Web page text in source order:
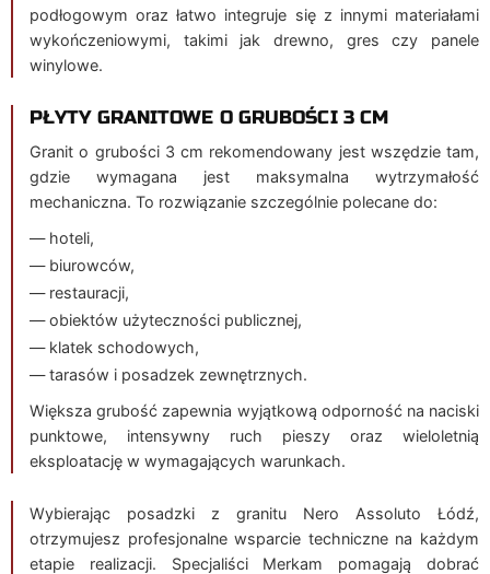
podłogowym oraz łatwo integruje się z innymi materiałami
wykończeniowymi, takimi jak drewno, gres czy panele
winylowe.
PŁYTY GRANITOWE O GRUBOŚCI 3 CM
Granit o grubości 3 cm rekomendowany jest wszędzie tam,
gdzie wymagana jest maksymalna wytrzymałość
mechaniczna. To rozwiązanie szczególnie polecane do:
— hoteli,
— biurowców,
— restauracji,
— obiektów użyteczności publicznej,
— klatek schodowych,
— tarasów i posadzek zewnętrznych.
Większa grubość zapewnia wyjątkową odporność na naciski
punktowe, intensywny ruch pieszy oraz wieloletnią
eksploatację w wymagających warunkach.
Wybierając posadzki z granitu Nero Assoluto Łódź,
otrzymujesz profesjonalne wsparcie techniczne na każdym
etapie realizacji. Specjaliści Merkam pomagają dobrać